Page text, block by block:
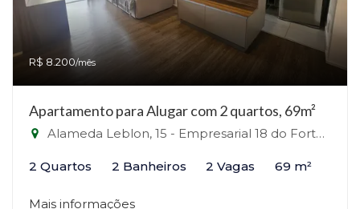
R$ 8.200/mês
Apartamento para Alugar com 2 quartos, 69m²
Alameda Leblon, 15 - Empresarial 18 do Forte, Barueri - SP - Alphaville, Barueri-SP
2 Quartos 2 Banheiros 2 Vagas 69 m²
Mais informações